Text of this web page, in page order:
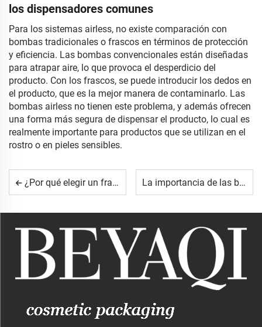
los dispensadores comunes
Para los sistemas airless, no existe comparación con
bombas tradicionales o frascos en términos de protección
y eficiencia. Las bombas convencionales están diseñadas
para atrapar aire, lo que provoca el desperdicio del
producto. Con los frascos, se puede introducir los dedos en
el producto, que es la mejor manera de contaminarlo. Las
bombas airless no tienen este problema, y además ofrecen
una forma más segura de dispensar el producto, lo cual es
realmente importante para productos que se utilizan en el
rostro o en pieles sensibles.
¿Por qué elegir un frasco con cuentagotas para productos de cuidado de la piel concentrados? La importancia de las bombas dosificadoras en el mantenimiento de la higiene de las cremas para manos.